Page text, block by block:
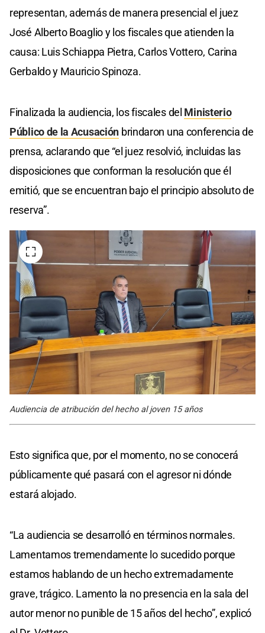
representan, además de manera presencial el juez
José Alberto Boaglio y los fiscales que atienden la
causa: Luis Schiappa Pietra, Carlos Vottero, Carina
Gerbaldo y Mauricio Spinoza.
Finalizada la audiencia, los fiscales del Ministerio
Público de la Acusación brindaron una conferencia de
prensa, aclarando que “el juez resolvió, incluidas las
disposiciones que conforman la resolución que él
emitió, que se encuentran bajo el principio absoluto de
reserva”.
Audiencia de atribución del hecho al joven 15 años
Esto significa que, por el momento, no se conocerá
públicamente qué pasará con el agresor ni dónde
estará alojado.
“La audiencia se desarrolló en términos normales.
Lamentamos tremendamente lo sucedido porque
estamos hablando de un hecho extremadamente
grave, trágico. Lamento la no presencia en la sala del
autor menor no punible de 15 años del hecho”, explicó